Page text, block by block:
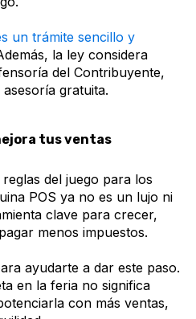
un trámite sencillo y
la ley considera
del Contribuyente,
gratuita.
tus ventas
del juego para los
POS ya no es un lujo ni
clave para crecer,
menos impuestos.
ayudarte a dar este paso.
en la feria no significa
con más ventas,